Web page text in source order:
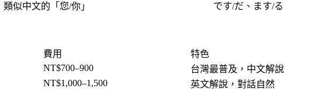
類似中文的「您/你」 です/だ、ます/る
費用
特色
NT$700–900
台灣最普及，中文解說
NT$1,000–1,500
英文解說，對話自然